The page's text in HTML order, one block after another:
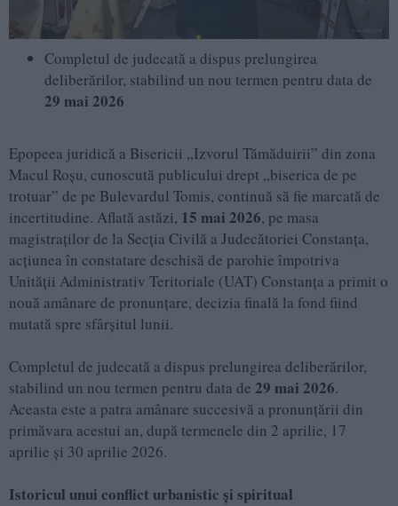
Completul de judecată a dispus prelungirea
deliberărilor, stabilind un nou termen pentru data de
29 mai 2026
Epopeea juridică a Bisericii „Izvorul Tămăduirii” din zona
Macul Roșu, cunoscută publicului drept „biserica de pe
trotuar” de pe Bulevardul Tomis, continuă să fie marcată de
incertitudine. Aflată astăzi, 15 mai 2026, pe masa
magistraților de la Secția Civilă a Judecătoriei Constanța,
acțiunea în constatare deschisă de parohie împotriva
Unității Administrativ Teritoriale (UAT) Constanța a primit o
nouă amânare de pronunțare, decizia finală la fond fiind
mutată spre sfârșitul lunii.
Completul de judecată a dispus prelungirea deliberărilor,
stabilind un nou termen pentru data de 29 mai 2026.
Aceasta este a patra amânare succesivă a pronunțării din
primăvara acestui an, după termenele din 2 aprilie, 17
aprilie și 30 aprilie 2026.
Istoricul unui conflict urbanistic și spiritual